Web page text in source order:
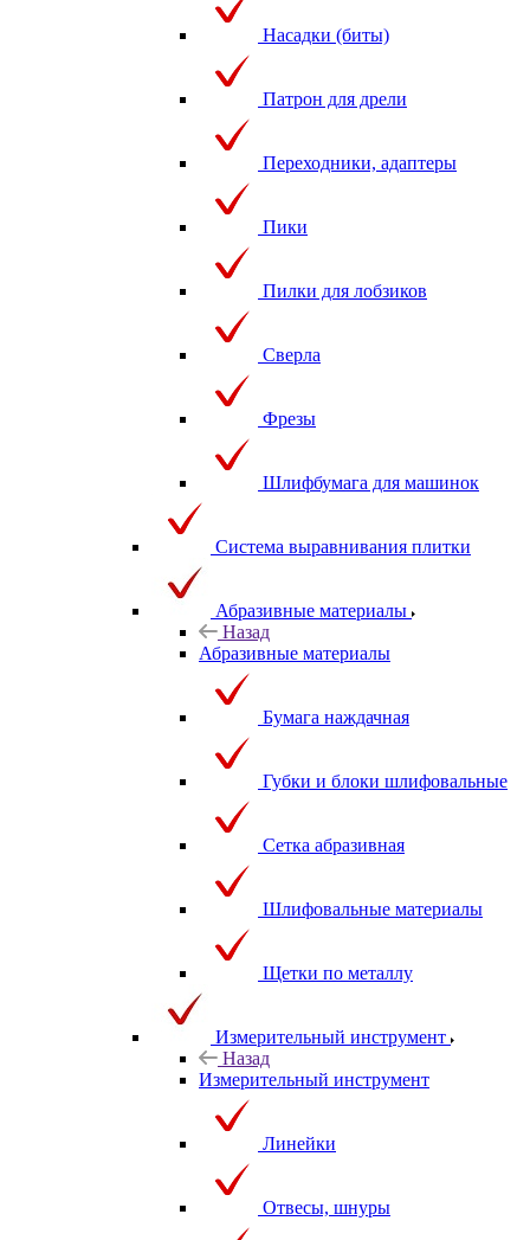
Насадки (биты)
Патрон для дрели
Переходники, адаптеры
Пики
Пилки для лобзиков
Сверла
Фрезы
Шлифбумага для машинок
Система выравнивания плитки
Абразивные материалы
Назад
Абразивные материалы
Бумага наждачная
Губки и блоки шлифовальные
Сетка абразивная
Шлифовальные материалы
Щетки по металлу
Измерительный инструмент
Назад
Измерительный инструмент
Линейки
Отвесы, шнуры